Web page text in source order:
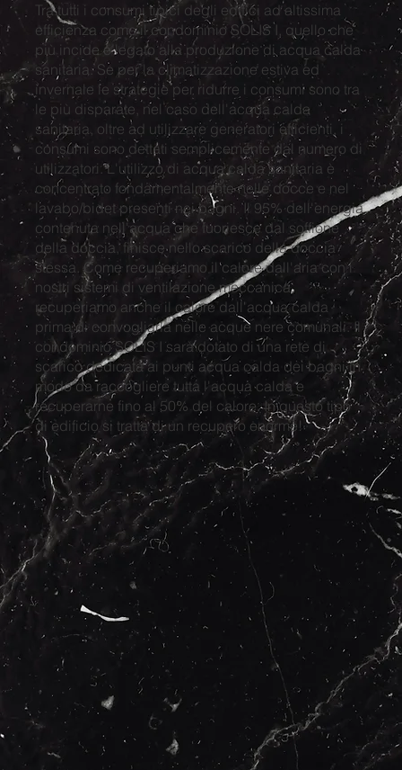
Tra tutti i consumi tipici degli edifici ad altissima
efficienza come il condominio SOLIS I, quello che
più incide è legato alla produzione di acqua calda
sanitaria. Se per la climatizzazione estiva ed
invernale le strategie per ridurre i consumi sono tra
le più disparate, nel caso dell'acqua calda
sanitaria, oltre ad utilizzare generatori efficienti, i
consumi sono dettati semplicemente dal numero di
utilizzatori. L'utilizzo di acqua calda sanitaria è
concentrato fondamentalmente nelle docce e nel
lavabo/bidet presenti nei bagni. Il 95% dell'energia
contenuta nell'acqua che fuoriesce dal soffione
della doccia, finisce nello scarico della doccia
stessa. Come recuperiamo il calore dall'aria con i
nostri sistemi di ventilazione meccanica,
recuperiamo anche il calore dall'acqua calda
prima di convogliarla nelle acque nere comunali. Il
condominio SOLIS I sarà dotato di una rete di
scarico dedicata ai punti acqua calda dei bagni in
modo da raccogliere tutta l'acqua calda e
recuperarne fino al 50% del calore. In questo tipo
di edificio si tratta di un recupero enorme!